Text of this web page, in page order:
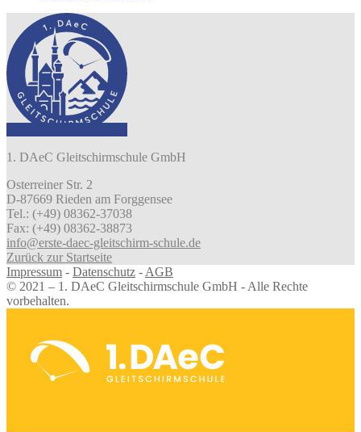
1. DAeC Gleitschirmschule GmbH
Osterreiner Str. 2
D-87669 Rieden am Forggensee
Tel.: (+49) 08362-37038
Fax: (+49) 08362-38873
info@erste-daec-gleitschirm-schule.de
Zurück zur Startseite
Impressum - Datenschutz - AGB
© 2021 – 1. DAeC Gleitschirmschule GmbH - Alle Rechte
vorbehalten.